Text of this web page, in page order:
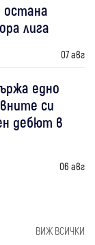
остана
лига
07 авг
едно
си
дебют в
06 авг
ВИЖ ВСИЧКИ